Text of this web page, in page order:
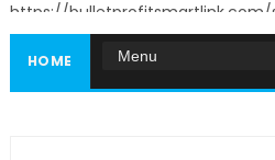
https://bulletprofitsmartlink.com/
HOME